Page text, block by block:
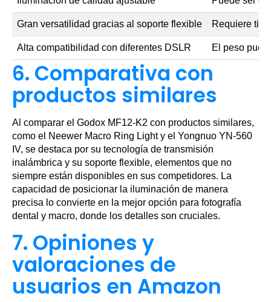
Gran versatilidad gracias al soporte flexible Requiere
Alta compatibilidad con diferentes DSLR El peso
6. Comparativa con
productos similares
Al comparar el Godox MF12-K2 con productos similares,
como el Neewer Macro Ring Light y el Yongnuo YN-560
IV, se destaca por su tecnología de transmisión
inalámbrica y su soporte flexible, elementos que no
siempre están disponibles en sus competidores. La
capacidad de posicionar la iluminación de manera
precisa lo convierte en la mejor opción para fotografía
dental y macro, donde los detalles son cruciales.
7. Opiniones y
valoraciones de
usuarios en Amazon